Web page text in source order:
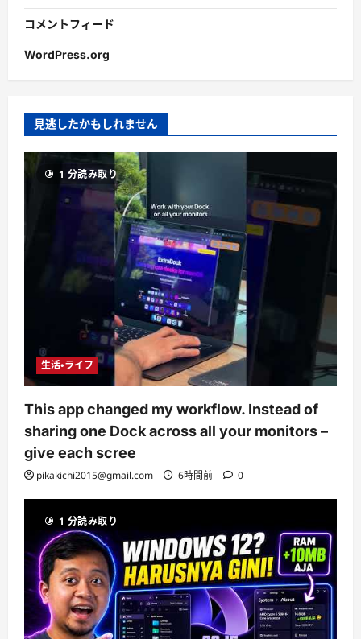
コメントフィード
WordPress.org
見逃したかもしれません
1 分読み取り
生活・ライフ
This app changed my workflow. Instead of
sharing one Dock across all your monitors –
give each scree
pikakichi2015@gmail.com 6時間前 0
1 分読み取り